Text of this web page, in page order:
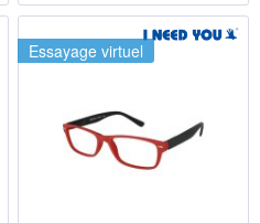
Essayage virtuel